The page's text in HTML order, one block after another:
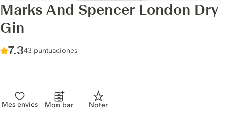
Marks And Spencer London Dry
Gin
Score :
7.3/ 10
43 puntuaciones
Mes envies Mon bar Noter